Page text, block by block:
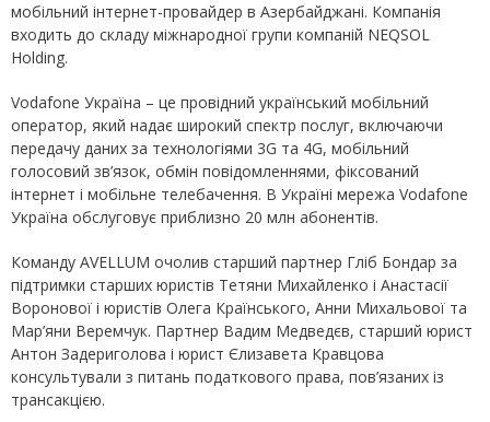
мобільний інтернет-провайдер в Азербайджані. Компанія
входить до складу міжнародної групи компаній NEQSOL
Holding.
Vodafone Україна – це провідний український мобільний
оператор, який надає широкий спектр послуг, включаючи
передачу даних за технологіями 3G та 4G, мобільний
голосовий зв’язок, обмін повідомленнями, фіксований
інтернет і мобільне телебачення. В Україні мережа Vodafone
Україна обслуговує приблизно 20 млн абонентів.
Команду AVELLUM очолив старший партнер Гліб Бондар за
підтримки старших юристів Тетяни Михайленко і Анастасії
Воронової і юристів Олега Країнського, Анни Михальової та
Мар’яни Веремчук. Партнер Вадим Медведєв, старший юрист
Антон Задериголова і юрист Єлизавета Кравцова
консультували з питань податкового права, пов’язаних із
трансакцією.